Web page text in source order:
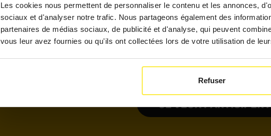
Les cookies nous permettent de personnaliser le contenu et les annonces,
sociaux et d'analyser notre trafic. Nous partageons également des
partenaires de médias sociaux, de publicité et d'analyse, qui peuvent
vous leur avez fournies ou qu'ils ont collectées lors de votre utilisation de
Refuser
RGPD (Nécessaire)
En cliquant sur « Je veux participer ! »,
recontacté·e par email ou téléphone au
d’immersion, portes ouvertes, et